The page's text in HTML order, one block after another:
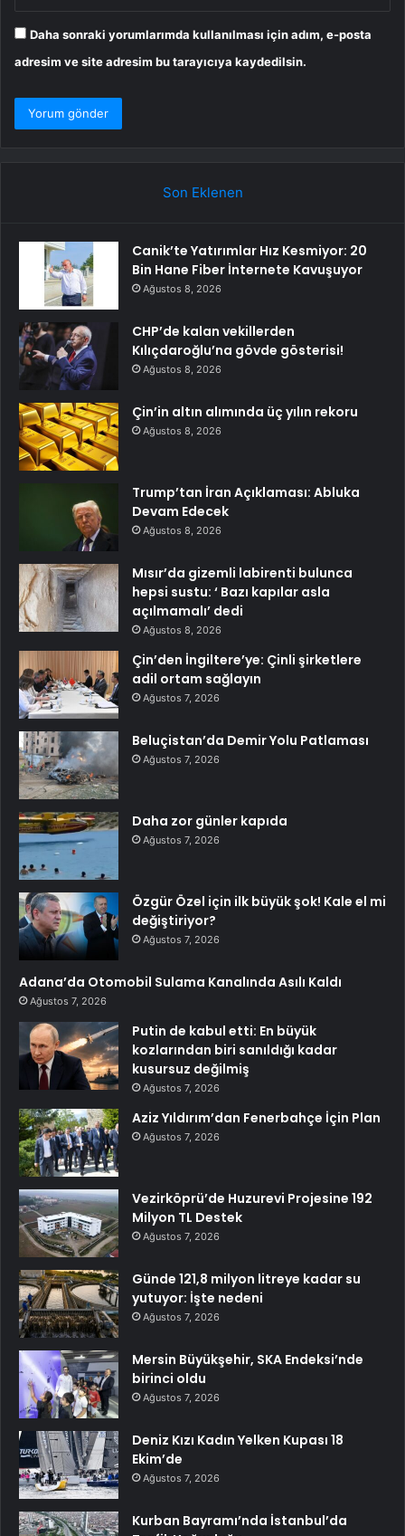
Daha sonraki yorumlarımda kullanılması için adım, e-posta
adresim ve site adresim bu tarayıcıya kaydedilsin.
Son Eklenen
Canik’te Yatırımlar Hız Kesmiyor: 20
Bin Hane Fiber İnternete Kavuşuyor
Ağustos 8, 2026
CHP’de kalan vekillerden
Kılıçdaroğlu’na gövde gösterisi!
Ağustos 8, 2026
Çin’in altın alımında üç yılın rekoru
Ağustos 8, 2026
Trump’tan İran Açıklaması: Abluka
Devam Edecek
Ağustos 8, 2026
Mısır’da gizemli labirenti bulunca
hepsi sustu: ‘ Bazı kapılar asla
açılmamalı’ dedi
Ağustos 8, 2026
Çin’den İngiltere’ye: Çinli şirketlere
adil ortam sağlayın
Ağustos 7, 2026
Beluçistan’da Demir Yolu Patlaması
Ağustos 7, 2026
Daha zor günler kapıda
Ağustos 7, 2026
Özgür Özel için ilk büyük şok! Kale el mi
değiştiriyor?
Ağustos 7, 2026
Adana’da Otomobil Sulama Kanalında Asılı Kaldı
Ağustos 7, 2026
Putin de kabul etti: En büyük
kozlarından biri sanıldığı kadar
kusursuz değilmiş
Ağustos 7, 2026
Aziz Yıldırım’dan Fenerbahçe İçin Plan
Ağustos 7, 2026
Vezirköprü’de Huzurevi Projesine 192
Milyon TL Destek
Ağustos 7, 2026
Günde 121,8 milyon litreye kadar su
yutuyor: İşte nedeni
Ağustos 7, 2026
Mersin Büyükşehir, SKA Endeksi’nde
birinci oldu
Ağustos 7, 2026
Deniz Kızı Kadın Yelken Kupası 18
Ekim’de
Ağustos 7, 2026
Kurban Bayramı’nda İstanbul’da